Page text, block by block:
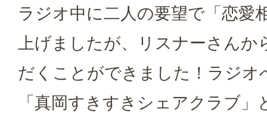
ラジオ中に二人の要望で「恋愛
上げましたが、リスナーさん
だくことができました！ラジオ
「真岡すきすきシェアクラブ